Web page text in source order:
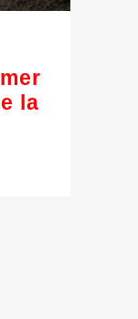
la